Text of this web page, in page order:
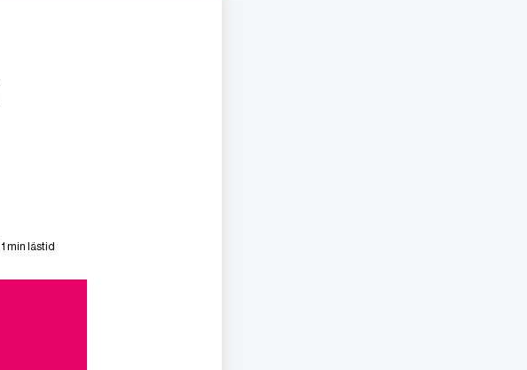
1 min lästid